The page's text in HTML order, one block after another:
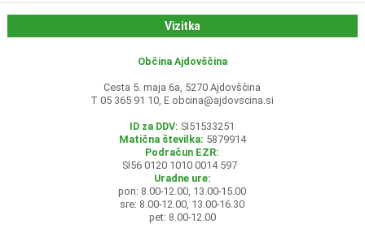
Vizitka
Občina Ajdovščina
Cesta 5. maja 6a, 5270 Ajdovščina
T 05 365 91 10, E obcina@ajdovscina.si
ID za DDV: SI51533251
Matična številka: 5879914
Podračun EZR:
SI56 0120 1010 0014 597
Uradne ure:
pon: 8.00-12.00, 13.00-15.00
sre: 8.00-12.00, 13.00-16.30
pet: 8.00-12.00